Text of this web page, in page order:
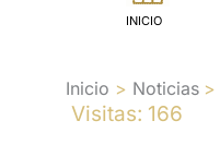
INICIO
Inicio Noticias
Visitas: 166